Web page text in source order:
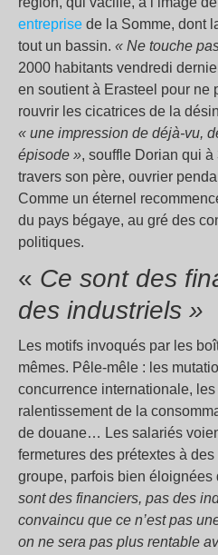
entreprise de la Somme, dont
tout un bassin. « Ne touche
2000 habitants vendredi
en soutient à Erasteel pour ne
rouvrir les cicatrices de la
« une impression de déjà-vu,
épisode », souffle Dorian qui
travers son père, ouvrier
Comme un éternel
du pays bégaye, au gré des
politiques.
« Ce sont des
des industriels »
Les motifs invoqués par les
mêmes. Pêle-mêle : les
concurrence internationale,
ralentissement de la
de douane… Les salariés
fermetures des prétextes à
groupe, parfois bien éloignées
sont des financiers, pas des
convaincu que ce n’est pas
on ne sera pas plus rentable